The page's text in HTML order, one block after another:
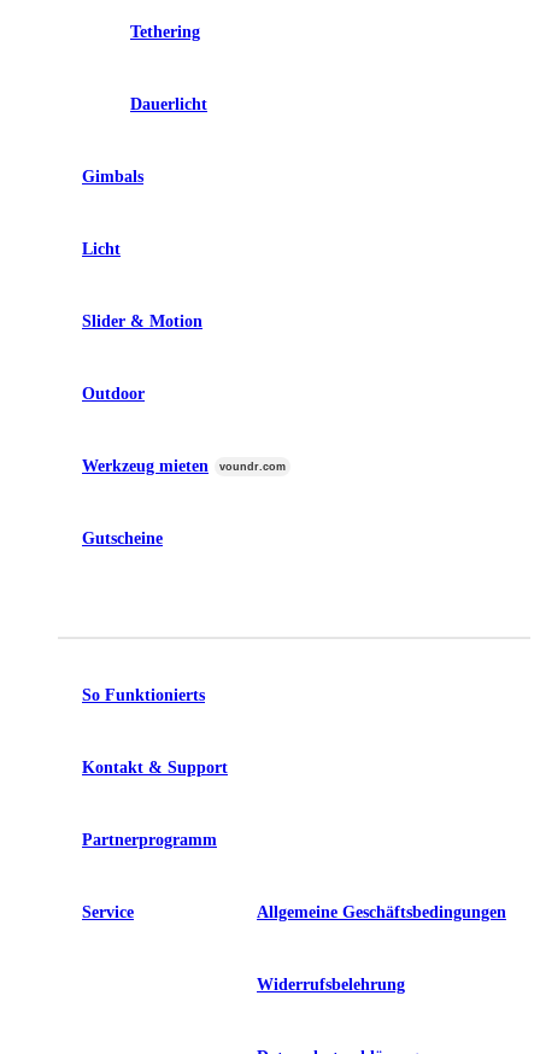
Tethering
Dauerlicht
Gimbals
Licht
Slider & Motion
Outdoor
Werkzeug mieten voundr.com
Gutscheine
So Funktionierts
Kontakt & Support
Partnerprogramm
Service Allgemeine Geschäftsbedingungen
Widerrufsbelehrung